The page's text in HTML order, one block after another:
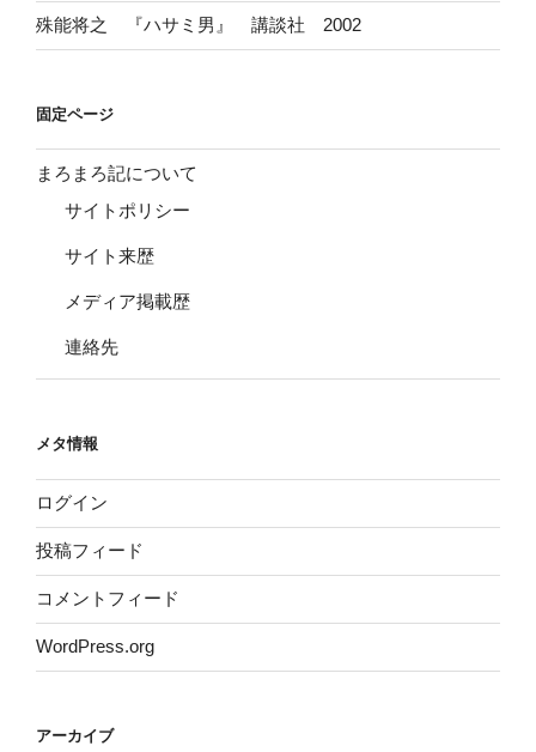
殊能将之 『ハサミ男』 講談社 2002
固定ページ
まろまろ記について
サイトポリシー
サイト来歴
メディア掲載歴
連絡先
メタ情報
ログイン
投稿フィード
コメントフィード
WordPress.org
アーカイブ